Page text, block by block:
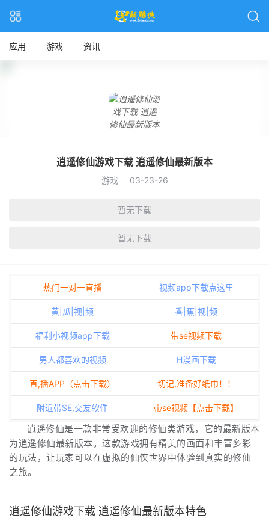
应用 游戏 资讯
逍遥修仙游戏下载 逍遥修仙最新版本
游戏 03-23-26
暂无下载
暂无下载
热门一对一直播 视频app下载点这里
黄|瓜|视|频 香|蕉|视|频
福利小视频app下载 带se视频下载
男人都喜欢的视频 H漫画下载
直,播APP（点击下载） 切记,准备好纸巾！！
附近带SE,交友软件 带se视频【点击下载】
逍遥修仙是一款非常受欢迎的修仙类游戏，它的最新版本
为逍遥修仙最新版本。这款游戏拥有精美的画面和丰富多彩
的玩法，让玩家可以在虚拟的仙侠世界中体验到真实的修仙
之旅。
逍遥修仙游戏下载 逍遥修仙最新版本特色